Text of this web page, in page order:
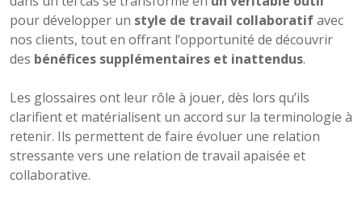
pour développer un style de travail collaboratifavec
nos clients, tout en offrant l’opportunité de découvrir
des bénéfices supplémentaires et inattendus.
Les glossaires ont leur rôle à jouer, dès lors qu’ils
clarifient et matérialisent un accord sur la terminologie à
retenir. Ils permettent de faire évoluer une relation
stressante vers une relation de travail apaisée et
collaborative.